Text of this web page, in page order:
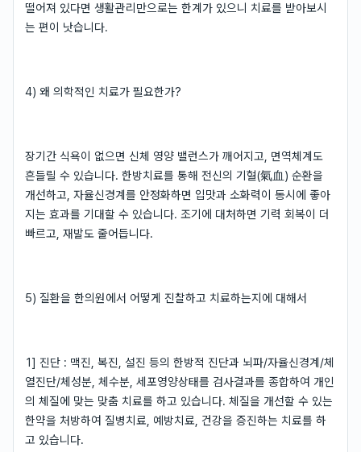
떨어져 있다면 생활관리만으로는 한계가 있으니 치료를 받아보시
는 편이 낫습니다.
4) 왜 의학적인 치료가 필요한가?
장기간 식욕이 없으면 신체 영양 밸런스가 깨어지고, 면역체계도
흔들릴 수 있습니다. 한방치료를 통해 전신의 기혈(氣血) 순환을
개선하고, 자율신경계를 안정화하면 입맛과 소화력이 동시에 좋아
지는 효과를 기대할 수 있습니다. 조기에 대처하면 기력 회복이 더
빠르고, 재발도 줄어듭니다.
5) 질환을 한의원에서 어떻게 진찰하고 치료하는지에 대해서
1] 진단 : 맥진, 복진, 설진 등의 한방적 진단과 뇌파/자율신경계/체
열진단/체성분, 체수분, 세포영양상태를 검사결과를 종합하여 개인
의 체질에 맞는 맞춤 치료를 하고 있습니다. 체질을 개선할 수 있는
한약을 처방하여 질병치료, 예방치료, 건강을 증진하는 치료를 하
고 있습니다.